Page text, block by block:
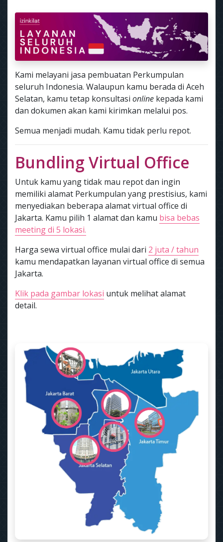
Kami melayani jasa pembuatan Perkumpulan
seluruh Indonesia. Walaupun kamu berada di Aceh
Selatan, kamu tetap konsultasi online kepada kami
dan dokumen akan kami kirimkan melalui pos.
Semua menjadi mudah. Kamu tidak perlu repot.
Bundling Virtual Office
Untuk kamu yang tidak mau repot dan ingin
memiliki alamat Perkumpulan yang prestisius, kami
menyediakan beberapa alamat virtual office di
Jakarta. Kamu pilih 1 alamat dan kamu bisa bebas
meeting di 5 lokasi.
Harga sewa virtual office mulai dari 2 juta / tahun
kamu mendapatkan layanan virtual office di semua
Jakarta.
Klik pada gambar lokasi untuk melihat alamat
detail.